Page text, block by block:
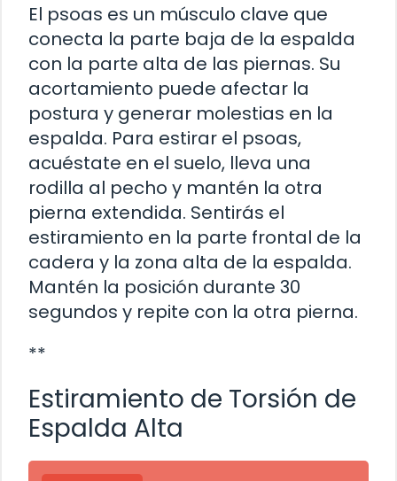
El psoas es un músculo clave que
conecta la parte baja de la espalda
con la parte alta de las piernas. Su
acortamiento puede afectar la
postura y generar molestias en la
espalda. Para estirar el psoas,
acuéstate en el suelo, lleva una
rodilla al pecho y mantén la otra
pierna extendida. Sentirás el
estiramiento en la parte frontal de la
cadera y la zona alta de la espalda.
Mantén la posición durante 30
segundos y repite con la otra pierna.
**
Estiramiento de Torsión de
Espalda Alta